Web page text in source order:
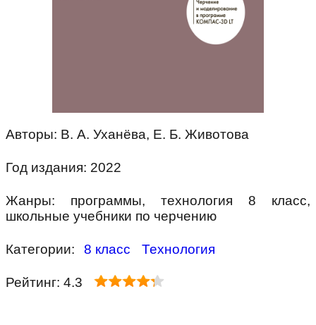
Авторы: В. А. Уханёва, Е. Б. Животова
Год издания: 2022
Жанры: программы, технология 8 класс,
школьные учебники по черчению
Категории: 8 класс Технология
Рейтинг: 4.3